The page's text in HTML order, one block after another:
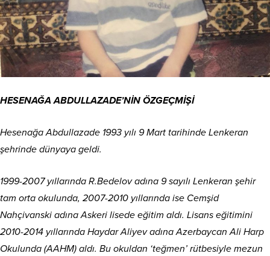
HESENAĞA ABDULLAZADE’NİN ÖZGEÇMİŞİ
Hesenağa Abdullazade 1993 yılı 9 Mart tarihinde Lenkeran
şehrinde dünyaya geldi.
1999-2007 yıllarında R.Bedelov adına 9 sayılı Lenkeran şehir
tam orta okulunda, 2007-2010 yıllarında ise Cemşid
Nahçivanski adına Askeri lisede eğitim aldı. Lisans eğitimini
2010-2014 yıllarında Haydar Aliyev adına Azerbaycan Ali Harp
Okulunda (AAHM) aldı. Bu okuldan ‘teğmen’ rütbesiyle mezun